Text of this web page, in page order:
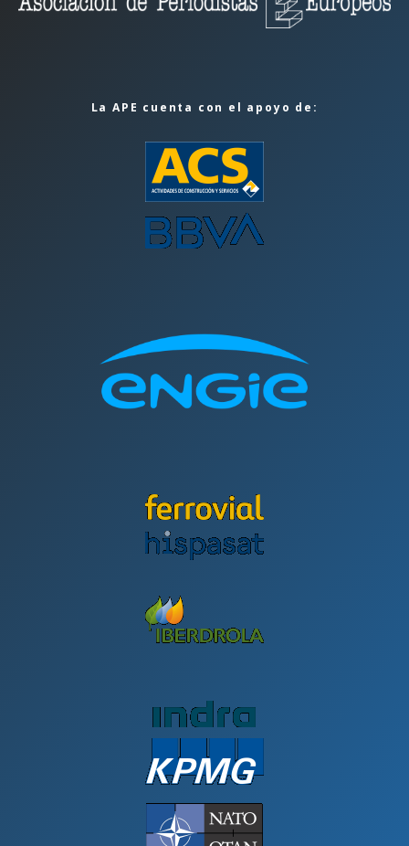
La APE cuenta con el apoyo de: